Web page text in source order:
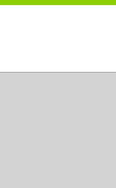
Direkt zum Inhalt